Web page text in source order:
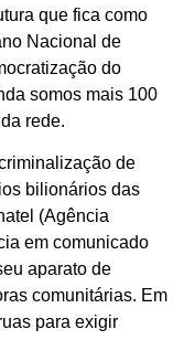
que fica como
Nacional de
do
somos mais 100
rede.
de
bilionários das
(Agência
em comunicado
aparato de
comunitárias. Em
para exigir